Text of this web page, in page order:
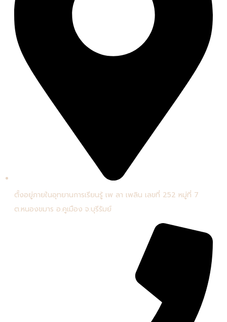
ตั้งอยู่ภายในอุทยานการเรียนรู้ เพ ลา เพลิน เลขที่ 252 หมู่ที่ 7
ต.หนองขมาร อ.คูเมือง จ.บุรีรัมย์